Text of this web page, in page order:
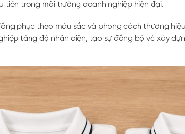
tiên trong môi trường doanh nghiệp hiện đại.
phục theo màu sắc và phong cách thương
tăng độ nhận diện, tạo sự đồng bộ và xây